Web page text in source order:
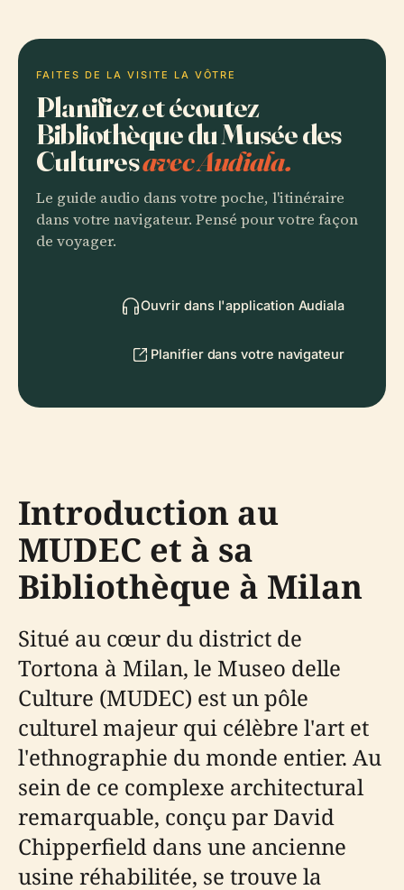
FAITES DE LA VISITE LA VÔTRE
Planifiez et écoutez
Bibliothèque du Musée des
Culturesavec Audiala.
Le guide audio dans votre poche, l'itinéraire
dans votre navigateur. Pensé pour votre façon
de voyager.
Ouvrir dans l'application Audiala
Planifier dans votre navigateur
Introduction au
MUDEC et à sa
Bibliothèque à Milan
Situé au cœur du district de
Tortona à Milan, le Museo delle
Culture (MUDEC) est un pôle
culturel majeur qui célèbre l'art et
l'ethnographie du monde entier. Au
sein de ce complexe architectural
remarquable, conçu par David
Chipperfield dans une ancienne
usine réhabilitée, se trouve la